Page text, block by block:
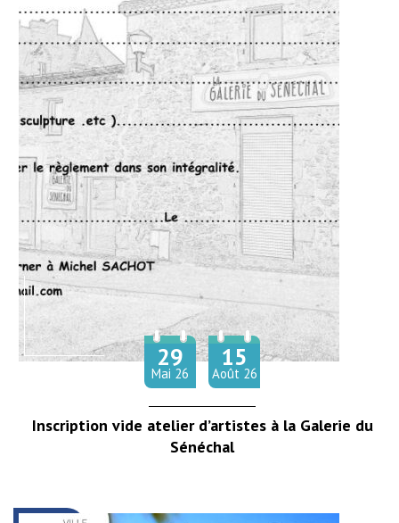
Inscription vide atelier d’artistes à la Galerie du
Sénéchal
Du 29
Mai 26
au 15
Août 26